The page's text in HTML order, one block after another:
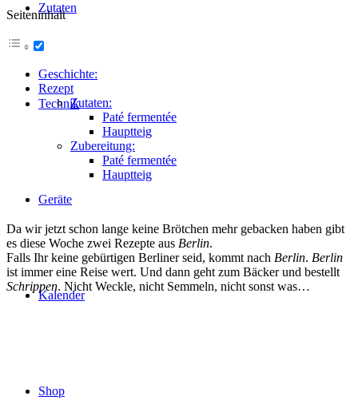
Zutaten
Technik
Geräte
Kalender
Shop
Seiteninhalt
Geschichte:
Rezept
Zutaten:
Paté fermentée
Hauptteig
Zubereitung:
Paté fermentée
Hauptteig
Da wir jetzt schon lange keine Brötchen mehr gebacken haben gibt
es diese Woche zwei Rezepte aus Berlin.
Falls Ihr keine gebürtigen Berliner seid, kommt nach Berlin. Berlin
ist immer eine Reise wert. Und dann geht zum Bäcker und bestellt
Schrippen. Nicht Weckle, nicht Semmeln, nicht sonst was…